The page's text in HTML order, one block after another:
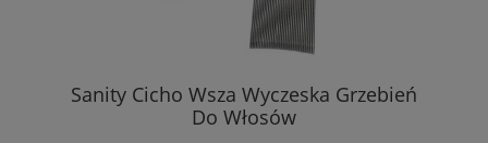
Sanity Cicho Wsza Wyczeska Grzebień
Do Włosów